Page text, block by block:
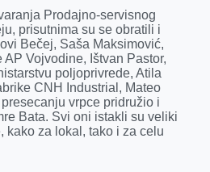
Prodajno-servisnog
prisutnima su se obratili i
Bečej, Saša Maksimović,
Vojvodine, Ištvan Pastor,
poljoprivrede, Atila
CNH Industrial, Mateo
vrpce pridružio i
Bata. Svi oni istakli su veliki
kako za lokal, tako i za celu